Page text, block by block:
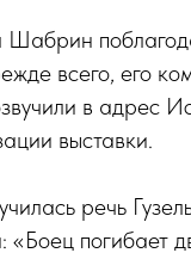
всего, его
в адрес
выставки.
речь
погибает